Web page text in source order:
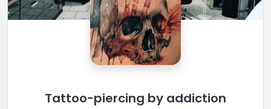
Tattoo-piercing by addiction